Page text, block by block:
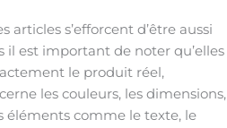
articles s’efforcent d’être aussi
il est important de noter qu’elles
le produit réel,
les couleurs, les dimensions,
éléments comme le texte, le